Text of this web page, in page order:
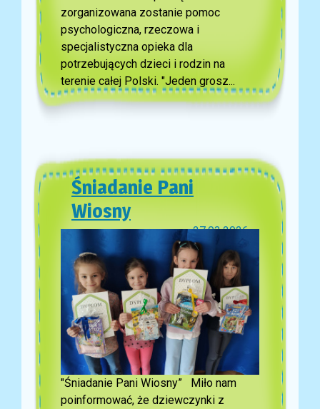
zorganizowana zostanie pomoc
psychologiczna, rzeczowa i
specjalistyczna opieka dla
potrzebujących dzieci i rodzin na
terenie całej Polski. "Jeden grosz...
Śniadanie Pani
Wiosny
27.03.2026
"Śniadanie Pani Wiosny” Miło nam
poinformować, że dziewczynki z